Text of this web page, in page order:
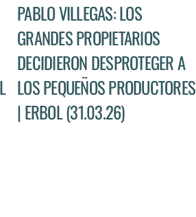
PABLO VILLEGAS: LOS
GRANDES PROPIETARIOS
DECIDIERON DESPROTEGER A
LOS PEQUEÑOS PRODUCTORES
| ERBOL (31.03.26)